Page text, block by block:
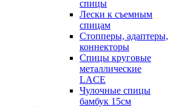
спицы
Лески к съемным
спицам
Стопперы, адаптеры,
коннекторы
Спицы круговые
металлические
LACE
Чулочные спицы
бамбук 15см